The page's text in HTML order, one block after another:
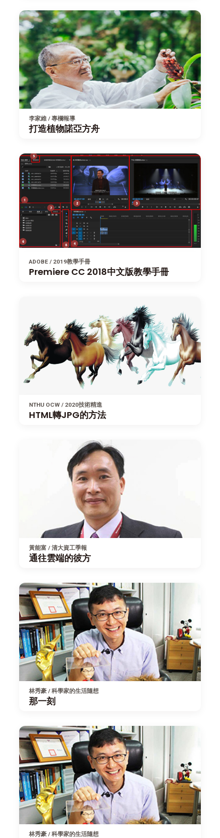
李家維 / 專欄報導
打造植物諾亞方舟
ADOBE / 2019教學手冊
Premiere CC 2018中文版教學手冊
NTHU OCW / 2020技術精進
HTML轉JPG的方法
黃能富 / 清大資工季報
通往雲端的彼方
林秀豪 / 科學家的生活隨想
那一刻
林秀豪 / 科學家的生活隨想